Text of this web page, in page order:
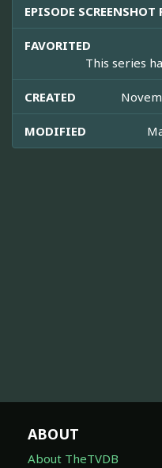
EPISODE SCREENSHOT
FAVORITED
This series
CREATED
MODIFIED
ABOUT
About TheTVDB